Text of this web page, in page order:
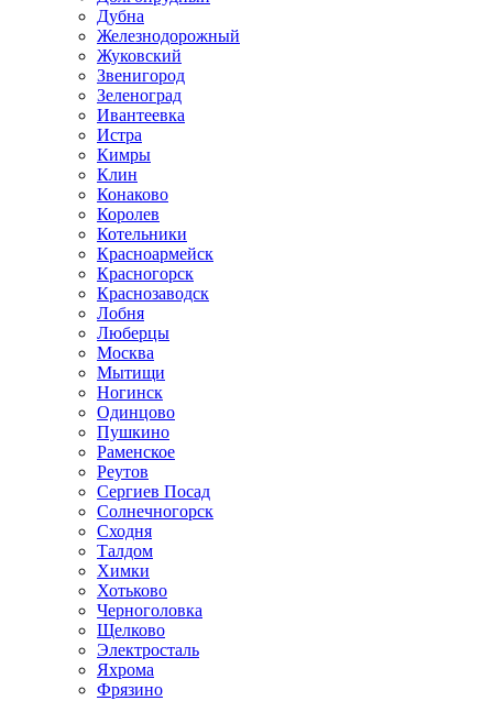
Дубна
Железнодорожный
Жуковский
Звенигород
Зеленоград
Ивантеевка
Истра
Кимры
Клин
Конаково
Королев
Котельники
Красноармейск
Красногорск
Краснозаводск
Лобня
Люберцы
Москва
Мытищи
Ногинск
Одинцово
Пушкино
Раменское
Реутов
Сергиев Посад
Солнечногорск
Сходня
Талдом
Химки
Хотьково
Черноголовка
Щелково
Электросталь
Яхрома
Фрязино